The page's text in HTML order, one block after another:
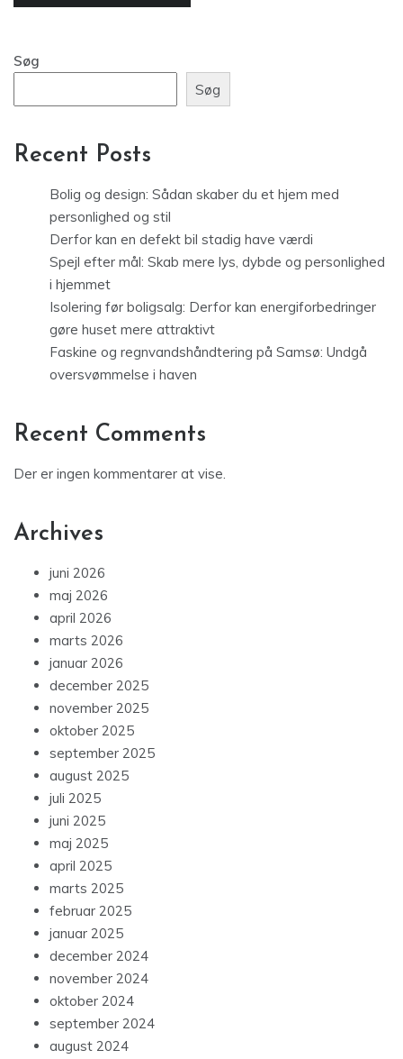
Søg
Søg
Recent Posts
Bolig og design: Sådan skaber du et hjem med
personlighed og stil
Derfor kan en defekt bil stadig have værdi
Spejl efter mål: Skab mere lys, dybde og personlighed
i hjemmet
Isolering før boligsalg: Derfor kan energiforbedringer
gøre huset mere attraktivt
Faskine og regnvandshåndtering på Samsø: Undgå
oversvømmelse i haven
Recent Comments
Der er ingen kommentarer at vise.
Archives
juni 2026
maj 2026
april 2026
marts 2026
januar 2026
december 2025
november 2025
oktober 2025
september 2025
august 2025
juli 2025
juni 2025
maj 2025
april 2025
marts 2025
februar 2025
januar 2025
december 2024
november 2024
oktober 2024
september 2024
august 2024